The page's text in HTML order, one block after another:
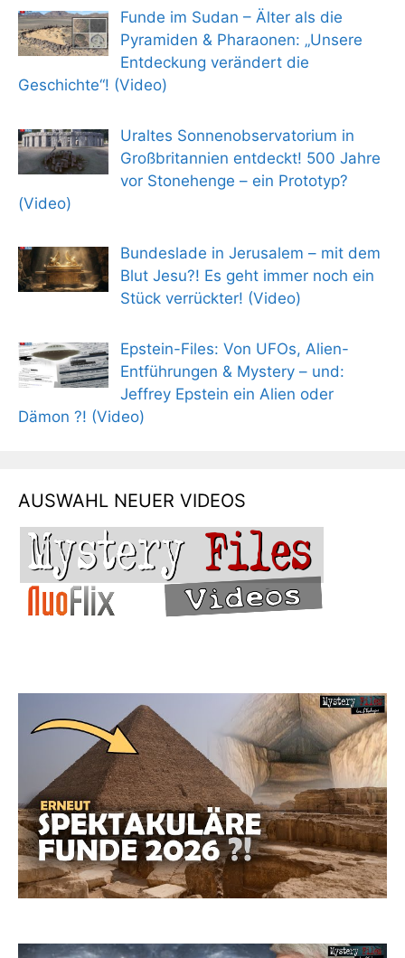
Funde im Sudan – Älter als die
Pyramiden & Pharaonen: „Unsere
Entdeckung verändert die
Geschichte“! (Video)
Uraltes Sonnenobservatorium in
Großbritannien entdeckt! 500 Jahre
vor Stonehenge – ein Prototyp?
(Video)
Bundeslade in Jerusalem – mit dem
Blut Jesu?! Es geht immer noch ein
Stück verrückter! (Video)
Epstein-Files: Von UFOs, Alien-
Entführungen & Mystery – und:
Jeffrey Epstein ein Alien oder
Dämon ?! (Video)
AUSWAHL NEUER VIDEOS